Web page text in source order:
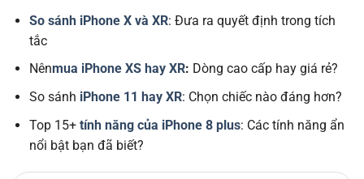
So sánh iPhone X và XR: Đưa ra quyết định trong tích
tắc
Nênmua iPhone XS hay XR: Dòng cao cấp hay giá rẻ?
So sánh iPhone 11 hay XR: Chọn chiếc nào đáng hơn?
Top 15+ tính năng của iPhone 8 plus: Các tính năng ẩn
nổi bật bạn đã biết?